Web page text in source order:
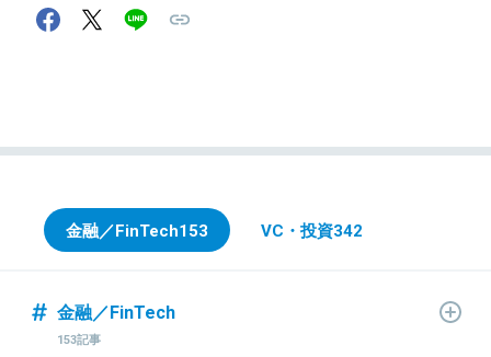
金融／FinTech153 VC・投資342
金融／FinTech
153記事